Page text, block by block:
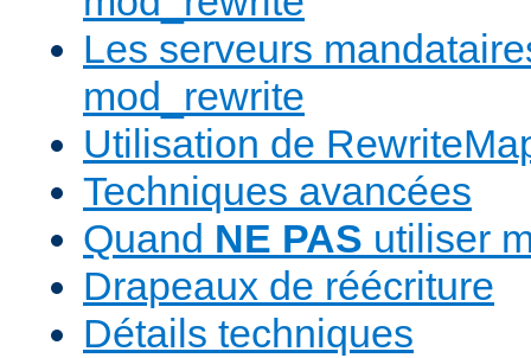
Les serveurs
mod_rewrite
Utilisation de
Techniques avancées
Quand NE PAS utiliser
Drapeaux de réécriture
Détails techniques